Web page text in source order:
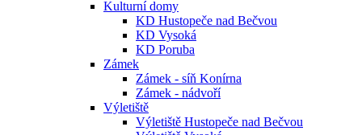
Kulturní domy
KD Hustopeče nad Bečvou
KD Vysoká
KD Poruba
Zámek
Zámek - síň Konírna
Zámek - nádvoří
Výletiště
Výletiště Hustopeče nad Bečvou